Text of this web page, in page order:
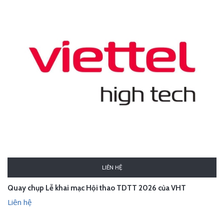
LIÊN HỆ
Quay chụp Lễ khai mạc Hội thao TDTT 2026 của VHT
Liên hệ